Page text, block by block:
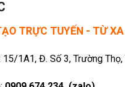
TRỰC TUYẾN - TỪ
1A1, Đ. Số 3, Trường